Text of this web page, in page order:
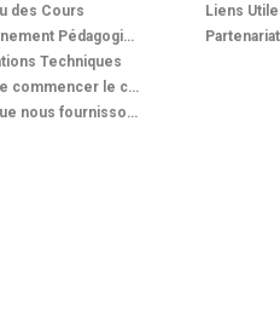
des Cours
Environnement Pédagogique
Techniques
Avant de commencer le cours
Outils que nous fournissons
Liens